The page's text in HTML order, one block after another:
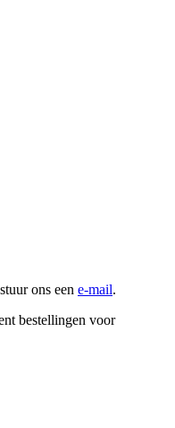
ons een e-mail.
bestellingen voor